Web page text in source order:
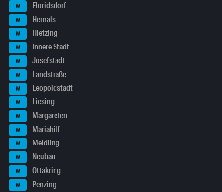
W Floridsdorf
W Hernals
W Hietzing
W Innere Stadt
W Josefstadt
W Landstraße
W Leopoldstadt
W Liesing
W Margareten
W Mariahilf
W Meidling
W Neubau
W Ottakring
W Penzing